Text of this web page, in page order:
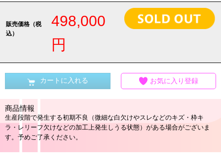
販売価格（税
込）
498,000
円
カートに入れる お気に入り登録
商品情報
生産段階で発生する初期不良（微細な白欠けやスレなどのキズ・枠キ
ラ・レリーフ欠けなどの加工上発生しうる状態）がある場合がございま
す。予めご了承ください。